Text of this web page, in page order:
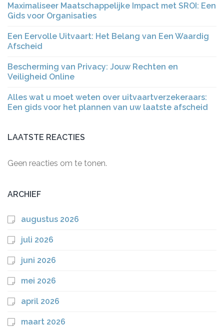
Maximaliseer Maatschappelijke Impact met SROI: Een
Gids voor Organisaties
Een Eervolle Uitvaart: Het Belang van Een Waardig
Afscheid
Bescherming van Privacy: Jouw Rechten en
Veiligheid Online
Alles wat u moet weten over uitvaartverzekeraars:
Een gids voor het plannen van uw laatste afscheid
LAATSTE REACTIES
Geen reacties om te tonen.
ARCHIEF
augustus 2026
juli 2026
juni 2026
mei 2026
april 2026
maart 2026